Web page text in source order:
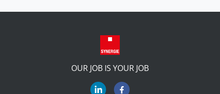
OUR JOB IS YOUR JOB